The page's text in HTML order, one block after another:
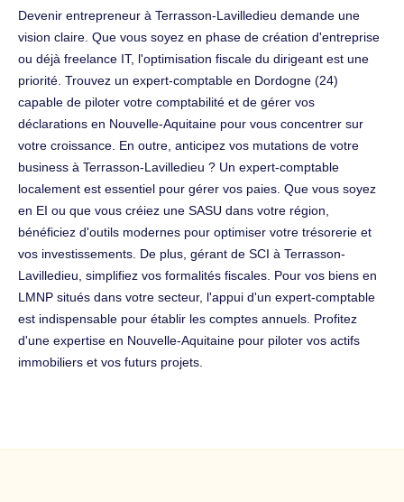
Devenir entrepreneur à Terrasson-Lavilledieu demande une
vision claire. Que vous soyez en phase de création d'entreprise
ou déjà freelance IT, l'optimisation fiscale du dirigeant est une
priorité. Trouvez un expert-comptable en Dordogne (24)
capable de piloter votre comptabilité et de gérer vos
déclarations en Nouvelle-Aquitaine pour vous concentrer sur
votre croissance. En outre, anticipez vos mutations de votre
business à Terrasson-Lavilledieu ? Un expert-comptable
localement est essentiel pour gérer vos paies. Que vous soyez
en EI ou que vous créiez une SASU dans votre région,
bénéficiez d'outils modernes pour optimiser votre trésorerie et
vos investissements. De plus, gérant de SCI à Terrasson-
Lavilledieu, simplifiez vos formalités fiscales. Pour vos biens en
LMNP situés dans votre secteur, l'appui d'un expert-comptable
est indispensable pour établir les comptes annuels. Profitez
d'une expertise en Nouvelle-Aquitaine pour piloter vos actifs
immobiliers et vos futurs projets.